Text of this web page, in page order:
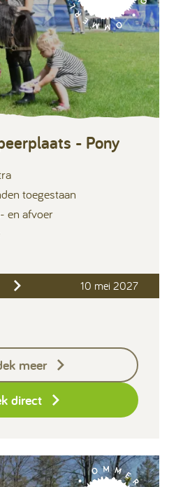
- Pony
toegestaan
en afvoer
10 mei 2027
Exclusief
Borg I-con € 25,-
meer
direct